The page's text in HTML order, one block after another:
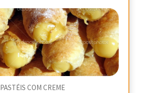
PASTÉIS COM CREME